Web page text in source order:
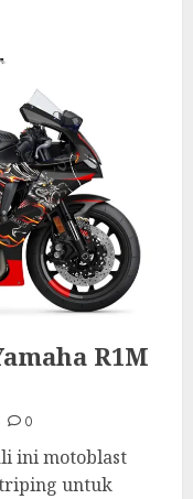
R1M
0
ini motoblast
untuk